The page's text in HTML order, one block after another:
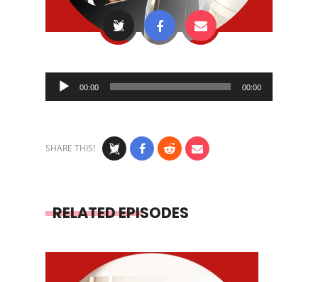
Audio
Player
00:00 00:00
SHARE THIS!
RELATED EPISODES